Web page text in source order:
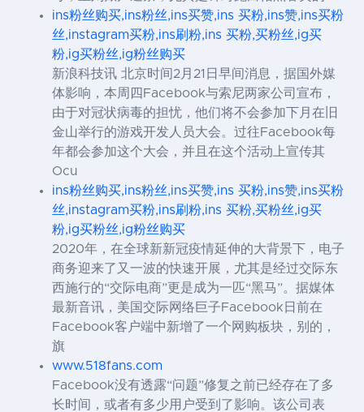
ins粉丝购买,ins粉丝,ins买赞,ins 买粉,ins赞,ins买粉
丝,instagram买粉,ins刷粉,ins 买粉,买粉丝,ig买
粉,ig买粉丝,ig粉丝购买
新浪科技讯 北京时间2月21日早间消息，据国外媒
体影响，本周四Facebook与索尼两家公司宣布，
由于对冠状病毒的担忧，他们将不会参加下月在旧
金山举行的游戏开发人员大会。过往Facebook每
年都会参加这个大会，并且在这个活动上宣传其
Ocu
ins粉丝购买,ins粉丝,ins买赞,ins 买粉,ins赞,ins买粉
丝,instagram买粉,ins刷粉,ins 买粉,买粉丝,ig买
粉,ig买粉丝,ig粉丝购买
2020年，在全球新新冠疫情延伸的大背景下，电子
商务迎来了又一波的快速开展，尤其是经过交际东
西施行的“交际电商”更是成为一匹“黑马”。据媒体
最新音讯，美国交际网络巨子Facebook日前在
Facebook客户端中新增了一个网购板块，别的，
旗
www.518fans.com
Facebook没有透露“问题”修复之前已经存在了多
长时间，或者有多少用户受到了影响。该公司表